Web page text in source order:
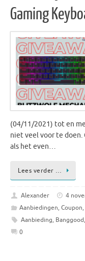
Gaming
(04/11/2021) tot en
niet veel voor te
als het even…
Lees verder …
Alexander
4
Aanbiedingen, Coupon,
Aanbieding, Banggood,
0